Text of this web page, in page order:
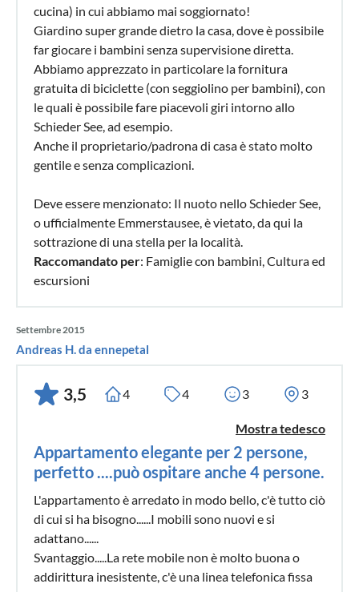
cucina) in cui abbiamo mai soggiornato!
Giardino super grande dietro la casa, dove è possibile
far giocare i bambini senza supervisione diretta.
Abbiamo apprezzato in particolare la fornitura
gratuita di biciclette (con seggiolino per bambini), con
le quali è possibile fare piacevoli giri intorno allo
Schieder See, ad esempio.
Anche il proprietario/padrona di casa è stato molto
gentile e senza complicazioni.
Deve essere menzionato: Il nuoto nello Schieder See,
o ufficialmente Emmerstausee, è vietato, da qui la
sottrazione di una stella per la località.
Raccomandato per: Famiglie con bambini, Cultura ed
escursioni
Settembre 2015
Andreas H. da ennepetal
3,5 4 4 3 3
Mostra tedesco
Appartamento elegante per 2 persone,
perfetto ....può ospitare anche 4 persone.
L'appartamento è arredato in modo bello, c'è tutto ciò
di cui si ha bisogno......I mobili sono nuovi e si
adattano......
Svantaggio.....La rete mobile non è molto buona o
addirittura inesistente, c'è una linea telefonica fissa